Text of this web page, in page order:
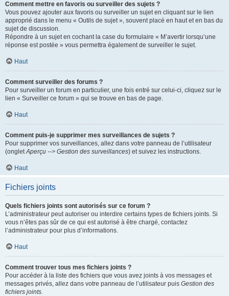
Comment mettre en favoris ou surveiller des sujets ?
Vous pouvez ajouter aux favoris ou surveiller un sujet en cliquant sur le lien
approprié dans le menu « Outils de sujet », souvent placé en haut et en bas du
sujet de discussion.
Répondre à un sujet en cochant la case du formulaire « M’avertir lorsqu’une
réponse est postée » vous permettra également de surveiller le sujet.
Haut
Comment surveiller des forums ?
Pour surveiller un forum en particulier, une fois entré sur celui-ci, cliquez sur le
lien « Surveiller ce forum » qui se trouve en bas de page.
Haut
Comment puis-je supprimer mes surveillances de sujets ?
Pour supprimer vos surveillances, allez dans votre panneau de l’utilisateur
(ongletAperçu --> Gestion des surveillances) et suivez les instructions.
Haut
Fichiers joints
Quels fichiers joints sont autorisés sur ce forum ?
L’administrateur peut autoriser ou interdire certains types de fichiers joints. Si
vous n’êtes pas sûr de ce qui est autorisé à être chargé, contactez
l’administrateur pour plus d’informations.
Haut
Comment trouver tous mes fichiers joints ?
Pour accéder à la liste des fichiers que vous avez joints à vos messages et
messages privés, allez dans votre panneau de l’utilisateur puis Gestion des
fichiers joints.